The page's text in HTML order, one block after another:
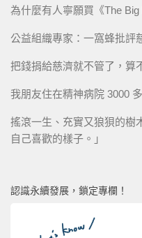
為什麼有人寧願買《The
公益組織專家：一窩蜂批評
把錢捐給慈濟就不管了，算
我朋友住在精神病院 3000
搖滾一生、充實又狼狽的樹
自己喜歡的樣子。」
認識永續發展，鎖定專欄！